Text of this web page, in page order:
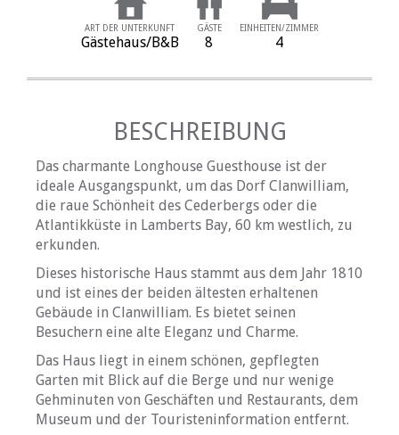
ART DER UNTERKUNFT
Gästehaus/B&B
GÄSTE
8
EINHEITEN/ZIMMER
4
BESCHREIBUNG
Das charmante Longhouse Guesthouse ist der
ideale Ausgangspunkt, um das Dorf Clanwilliam,
die raue Schönheit des Cederbergs oder die
Atlantikküste in Lamberts Bay, 60 km westlich, zu
erkunden.
Dieses historische Haus stammt aus dem Jahr 1810
und ist eines der beiden ältesten erhaltenen
Gebäude in Clanwilliam. Es bietet seinen
Besuchern eine alte Eleganz und Charme.
Das Haus liegt in einem schönen, gepflegten
Garten mit Blick auf die Berge und nur wenige
Gehminuten von Geschäften und Restaurants, dem
Museum und der Touristeninformation entfernt.